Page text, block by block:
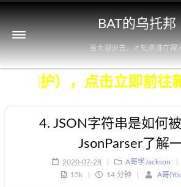
BAT的乌托邦
当大潮退去，才知道谁在裸
归档（不再维护），点击
4. JSON字符串是如何被
JsonParser了解
2020-07-28 A哥学Jackson
15k
14 分钟 A哥